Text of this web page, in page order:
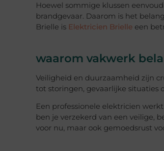
Hoewel sommige klussen
brandgevaar. Daarom is het
Brielle is Elektricien Brielle een
waarom vakwerk
Veiligheid en duurzaamheid zijn
tot storingen, gevaarlijke situaties
Een professionele elektricien
ben je verzekerd van een veilige,
voor nu, maar ook gemoedsrust